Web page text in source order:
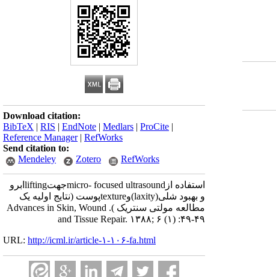
Download citation:
BibTeX | RIS | EndNote | Medlars | ProCite |
Reference Manager| RefWorks
Send citation to:
Mendeley
Zotero RefWorks
استفاده ازmicro- focused ultrasoundجهتliftingابرو
و بهبود شلی(laxity)وtextureپوست (نتایج اولیه یک
مطالعه مولتی سنتریک ). Advances in Skin, Wound
and Tissue Repair. ۱۳۸۸; ۶ (۱) :۴۹-۴۹
URL: http://icml.ir/article-۱-۱۰۶-fa.html